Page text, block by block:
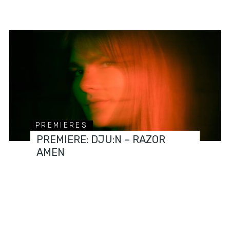
PREMIERES
PREMIERE: DJU:N – RAZOR
AMEN